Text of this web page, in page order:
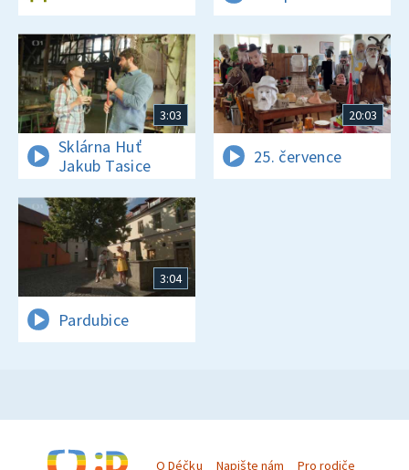
3:03
Sklárna Huť
Jakub Tasice
20:03
25. července
3:04
Pardubice
O Déčku Napište nám Pro rodiče